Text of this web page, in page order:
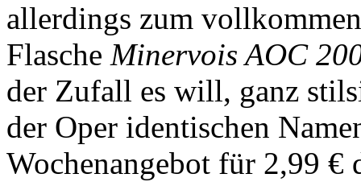
allerdings zum
Flasche Minervois AOC
der Zufall es will, ganz
der Oper identischen
Wochenangebot für 2,99 €